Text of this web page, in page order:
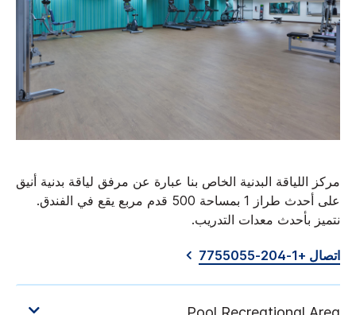
مركز اللياقة البدنية الخاص بنا عبارة عن مرفق لياقة بدنية أنيق
على أحدث طراز 1 بمساحة 500 قدم مربع يقع في الفندق.
نتميز بأحدث معدات التدريب.
اتصال +1-204-7755055